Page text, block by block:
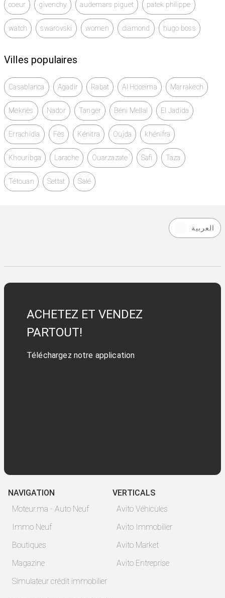
coeur givenchy audemars piguet patek philippe
watch swarovski women diamond hugo boss
Villes populaires
Casablanca Agadir Rabat Al Hoceïma Marrakech
Meknès Nador Tanger Béni Mellal El Jadida
Errachidia Fès Kénitra Oujda khénifra
Khouribga Larache Ouarzazate Safi Taza
Tétouan Settat Salé
العربية
ACHETEZ ET VENDEZ
PARTOUT!
Téléchargez notre application
NAVIGATION
Moteur.ma - Auto Neuf
Immo Neuf
Boutiques
Magazine
Simulateur crédit immobilier
VERTICALS
Avito Véhicules
Avito Immobilier
Avito Market
Avito Entreprise